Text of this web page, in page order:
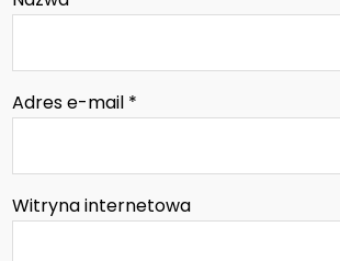
Adres e-mail *
Witryna internetowa